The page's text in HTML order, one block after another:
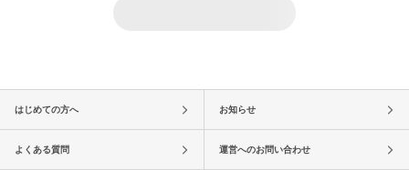
はじめての方へ お知らせ
よくある質問 運営へのお問い合わせ